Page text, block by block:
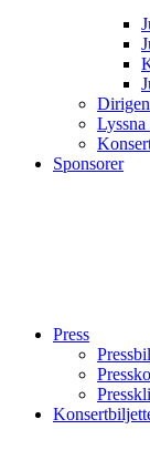
Lyssna
Sponsorer
Press